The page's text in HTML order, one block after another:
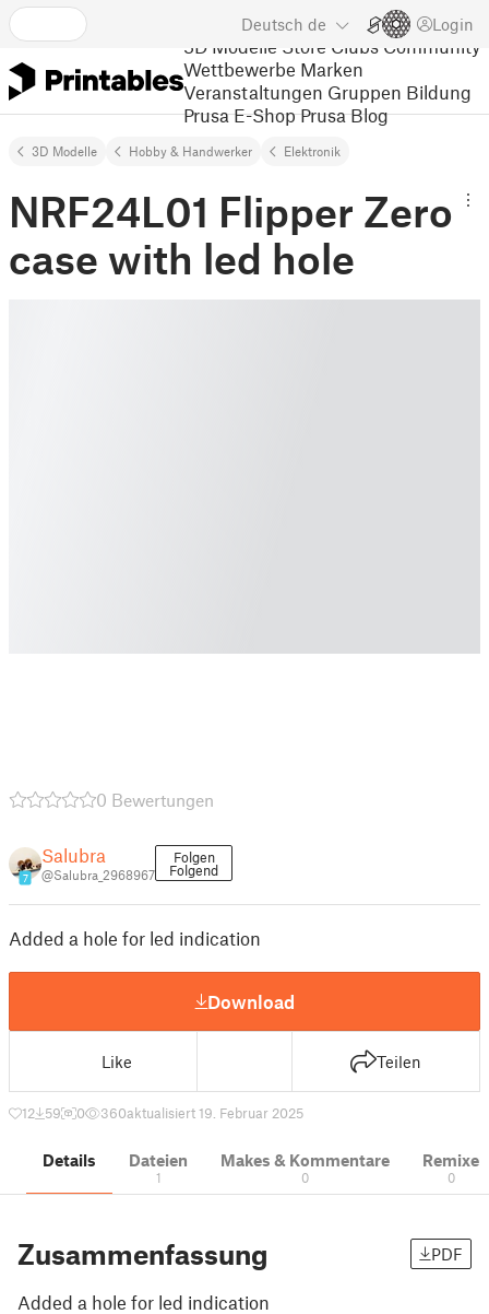
Deutsch de Login
3D Modelle Store Clubs Community
Wettbewerbe Marken
Veranstaltungen Gruppen Bildung
Prusa E-Shop Prusa Blog
3D Modelle Hobby & Handwerker Elektronik
NRF24L01 Flipper Zero
case with led hole
0 Bewertungen
7
Salubra
@Salubra_2968967
Folgen
Folgend
Added a hole for led indication
Download
Like Teilen
12 59 0 360aktualisiert 19. Februar 2025
Details Dateien
1
Makes & Kommentare
0
Remixe
0
Zusammenfassung PDF
Added a hole for led indication